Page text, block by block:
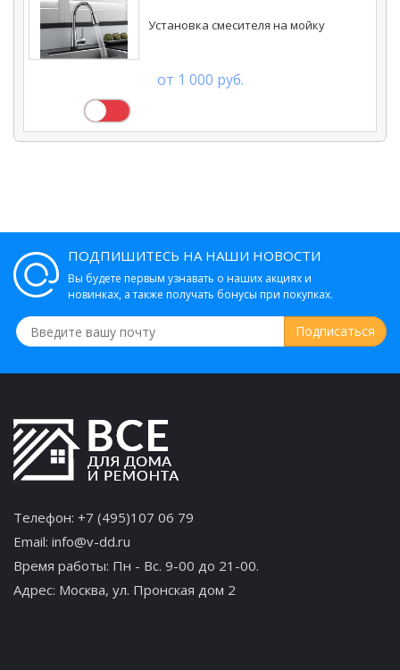
Установка смесителя на мойку
от 1 000 руб.
ПОДПИШИТЕСЬ НА НАШИ НОВОСТИ
Вы будете первым узнавать о наших акциях и
новинках, а также получать бонусы при покупках.
Телефон: +7 (495)107 06 79
Email: info@v-dd.ru
Время работы: Пн - Вс. 9-00 до 21-00.
Адрес: Москва, ул. Пронская дом 2